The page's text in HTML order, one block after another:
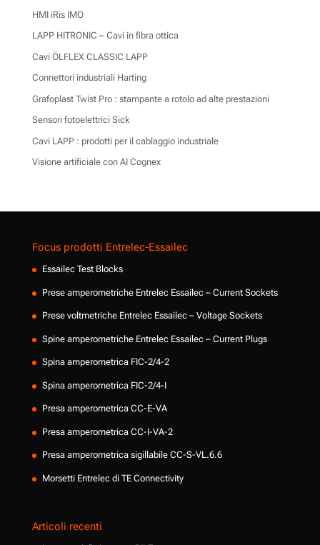
HMI iRis IMO
LAPP HITRONIC – Cavi in fibra ottica
Cavi ÖLFLEX CLASSIC LAPP
Connettori industriali Harting
Grafoplast Twist Pro : stampante a rotolo ad alte prestazioni
Sensori fotoelettrici Sick
Cavi LAPP : prodotti per il cablaggio industriale
Visione artificiale con AI Cognex
Focus prodotti Entrelec-Essailec
Essailec Test Blocks
Prese amperometriche Entrelec Essailec – Current Sockets
Prese voltmetriche Entrelec Essailec – Voltage Sockets
Spine amperometriche Entrelec Essailec – Current Plugs
Spina amperometrica FIC-2/4-2
Spina amperometrica FIC-2/4-I
Presa amperometrica CC-E-VA
Presa amperometrica CC-I-VA-2
Presa amperometrica sigillabile CC-S-VL.6.6
Morsetti Entrelec di TE Connectivity
Articoli recenti